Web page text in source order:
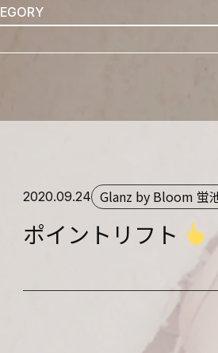
2020.09.24 Glanz by Bloom 蛍
ポイントリフト